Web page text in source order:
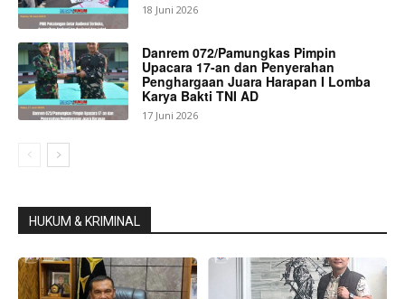
18 Juni 2026
Danrem 072/Pamungkas Pimpin
Upacara 17-an dan Penyerahan
Penghargaan Juara Harapan I Lomba
Karya Bakti TNI AD
17 Juni 2026
HUKUM & KRIMINAL